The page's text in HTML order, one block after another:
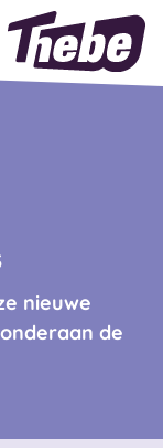
Naar homepage
nieuwe
de